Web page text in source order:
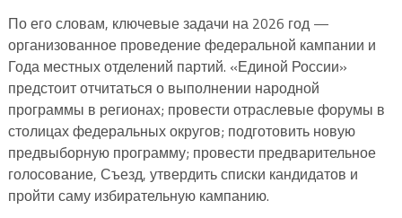
По его словам, ключевые задачи на 2026 год —
организованное проведение федеральной кампании и
Года местных отделений партий. «Единой России»
предстоит отчитаться о выполнении народной
программы в регионах; провести отраслевые форумы в
столицах федеральных округов; подготовить новую
предвыборную программу; провести предварительное
голосование, Съезд, утвердить списки кандидатов и
пройти саму избирательную кампанию.